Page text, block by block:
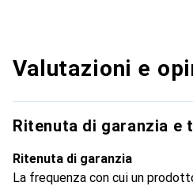
Valutazioni e
Ritenuta di garanzia e
Ritenuta di garanzia
La frequenza con cui un